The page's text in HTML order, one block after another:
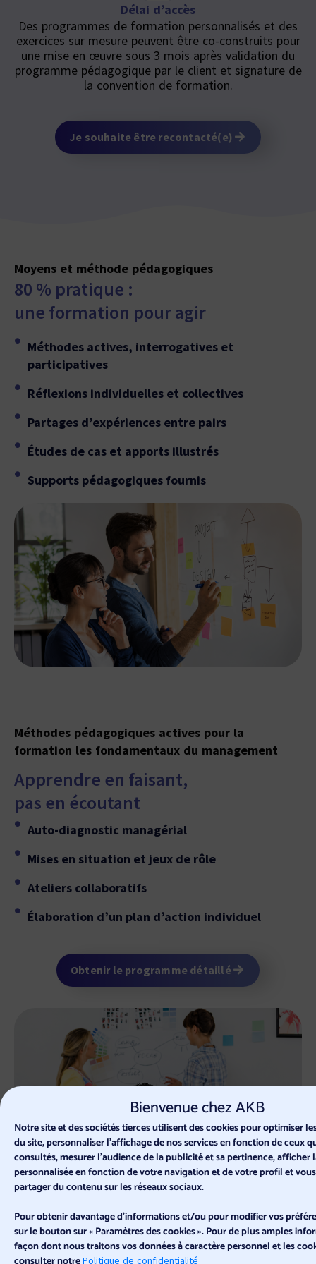
Bienvenue chez AKB
Notre site et des sociétés tierces utilisent des cookies pour optimiser
du site, personnaliser l’affichage de nos services en fonction de ceux
consultés, mesurer l'audience de la publicité et sa pertinence, afficher
personnalisée en fonction de votre navigation et de votre profil et
partager du contenu sur les réseaux sociaux.
Pour obtenir davantage d'informations et/ou pour modifier vos
sur le bouton sur « Paramètres des cookies ». Pour de plus amples
façon dont nous traitons vos données à caractère personnel et les
Politique de confidentialité
Délai d’accès
Des programmes de formation personnalisés et des
exercices sur mesure peuvent être co-construits pour
une mise en œuvre sous 3 mois après validation du
programme pédagogique par le client et signature de
la convention de formation.
Je souhaite être recontacté(e)
Moyens et méthode pédagogiques
80 % pratique :
une formation pour agir
Méthodes actives, interrogatives et
participatives
Réflexions individuelles et collectives
Partages d’expériences entre pairs
Études de cas et apports illustrés
Supports pédagogiques fournis
Méthodes pédagogiques actives pour la
formation les fondamentaux du management
Apprendre en faisant,
pas en écoutant
Auto-diagnostic managérial
Mises en situation et jeux de rôle
Ateliers collaboratifs
Élaboration d’un plan d’action individuel
Obtenir le programme détaillé